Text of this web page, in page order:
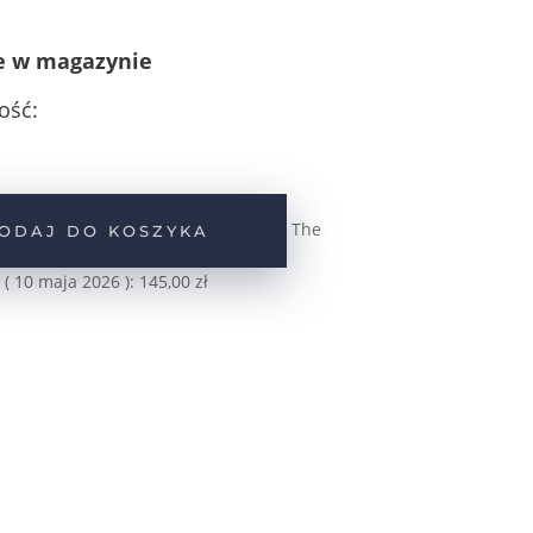
w magazynie
DO KOSZYKA The
(10 maja 2026): 145,00 zł